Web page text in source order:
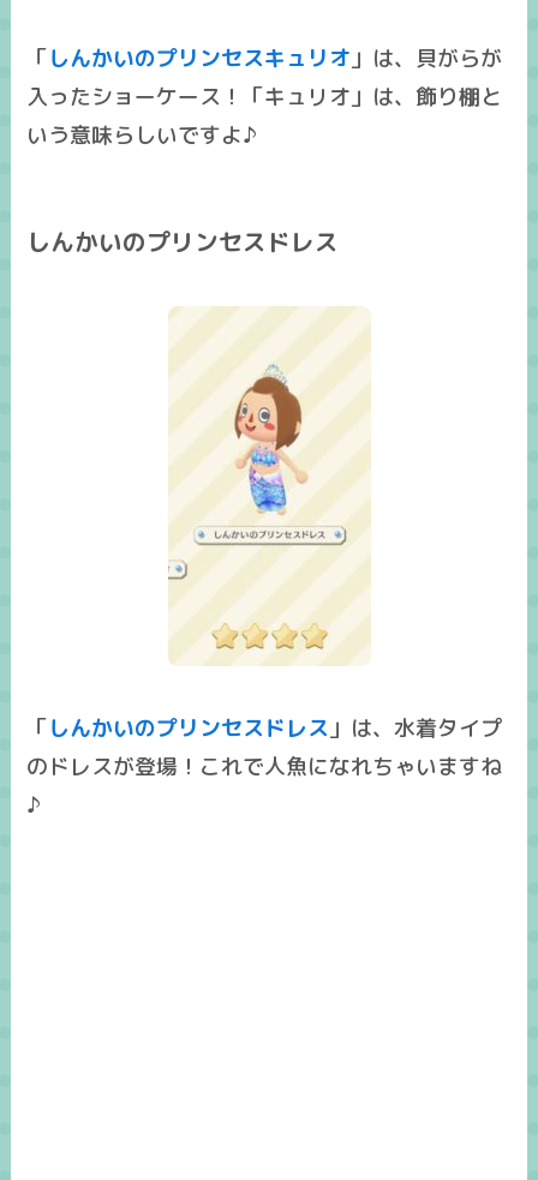
「しんかいのプリンセスキュリオ」は、貝がらが
入ったショーケース！「キュリオ」は、 飾り棚と
いう意味らしいですよ♪
しんかいのプリンセスドレス
「しんかいのプリンセスドレス 」は、水着タイプ
のドレスが登場！これで人魚になれちゃいますね
♪